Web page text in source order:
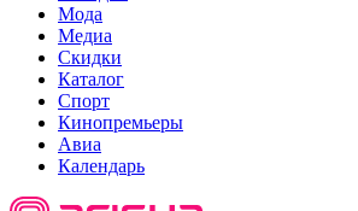
Мода
Медиа
Скидки
Каталог
Спорт
Кинопремьеры
Авиа
Календарь